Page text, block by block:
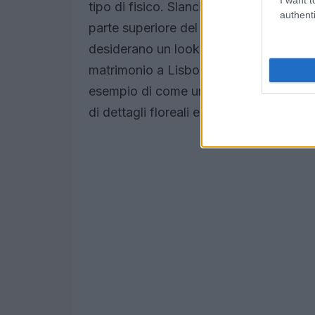
tipo di fisico. Slanciano la figura e
parte superiore del corpo. Questo è
desiderano un look sobrio ma
matrimonio a Lisbona, con scollatura
esempio di come un abito possa
di dettagli floreali e ricami ha reso ogni